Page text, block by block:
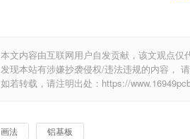
本文内容由互联网用户自发贡献，该文观点
发现本站有涉嫌抄袭侵权/违法违规的内容，
如若转载，请注明出处：https://
画法 铝基板